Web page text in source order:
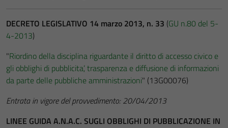
DECRETO LEGISLATIVO 14 marzo 2013, n. 33 (GU n.80 del 5-
4-2013)
"Riordino della disciplina riguardante il diritto di accesso civico e
gli obblighi di pubblicita’, trasparenza e diffusione di informazioni
da parte delle pubbliche amministrazioni" (13G00076)
Entrata in vigore del provvedimento: 20/04/2013
LINEE GUIDA A.N.A.C. SUGLI OBBLIGHI DI PUBBLICAZIONE IN